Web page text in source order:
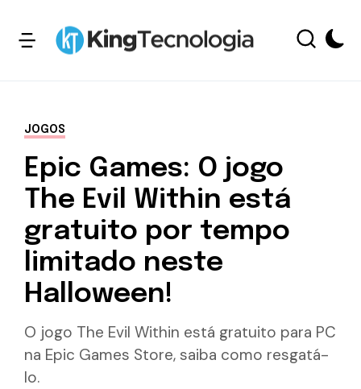
JOGOS
Epic Games: O jogo
The Evil Within está
gratuito por tempo
limitado neste
Halloween!
O jogo The Evil Within está gratuito para PC
na Epic Games Store, saiba como resgatá-
lo.